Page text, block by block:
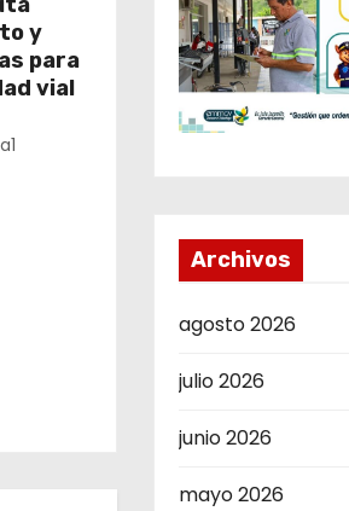
y
para
vial
Archivos
agosto 2026
julio 2026
junio 2026
mayo 2026